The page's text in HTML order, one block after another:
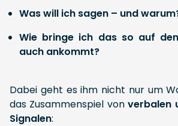
Was will ich sagen – und
Wie bringe ich das so auf
auch ankommt?
Dabei geht es ihm nicht nur um
das Zusammenspiel vonverbalen
Signalen: